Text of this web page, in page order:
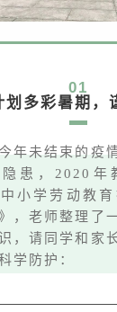
01
多彩暑期，
年未结束的疫
患，2020年
中小学劳动教
，老师整理了
，请同学和家
学防护：